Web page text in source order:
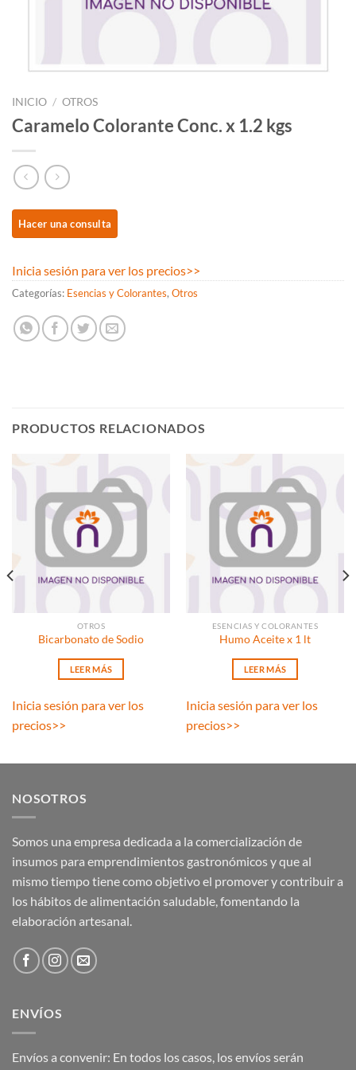
INICIO / OTROS
Caramelo Colorante Conc. x 1.2 kgs
Inicia sesión para ver los precios>>
Categorías: Esencias y Colorantes, Otros
PRODUCTOS RELACIONADOS
OTROS
Bicarbonato de Sodio
LEER MÁS
Inicia sesión para ver los
precios>>
ESENCIAS Y COLORANTES
Humo Aceite x 1 lt
LEER MÁS
Inicia sesión para ver los
precios>>
NOSOTROS
Somos una empresa dedicada a la comercialización de
insumos para emprendimientos gastronómicos y que al
mismo tiempo tiene como objetivo el promover y contribuir a
los hábitos de alimentación saludable, fomentando la
elaboración artesanal.
ENVÍOS
Envíos a convenir: En todos los casos, los envíos serán